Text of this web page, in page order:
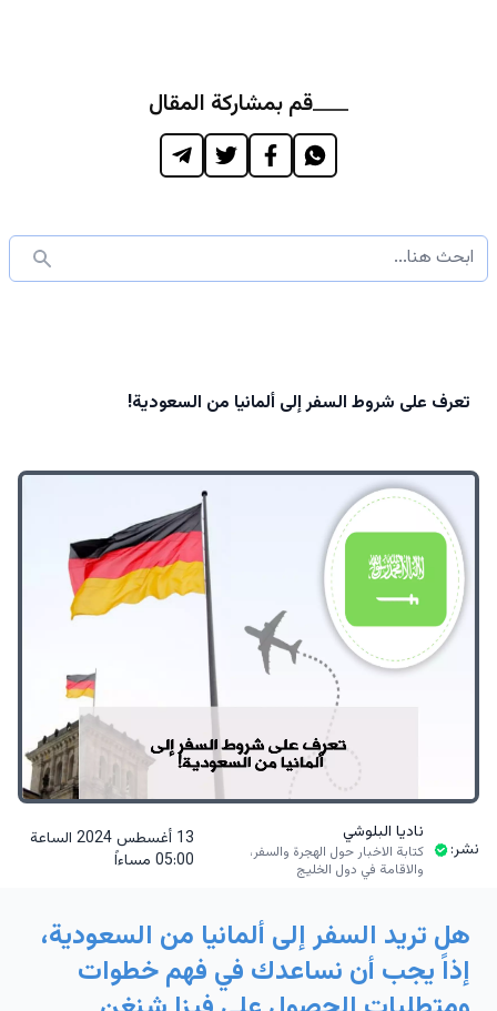
قم بمشاركة المقال
تعرف على شروط السفر إلى ألمانيا من السعودية!
نشر:
ناديا البلوشي
كتابة الاخبار حول الهجرة والسفر،
والاقامة في دول الخليج
13 أغسطس 2024 الساعة
05:00 مساءاً
هل تريد السفر إلى ألمانيا من السعودية،
إذاً يجب أن نساعدك في فهم خطوات